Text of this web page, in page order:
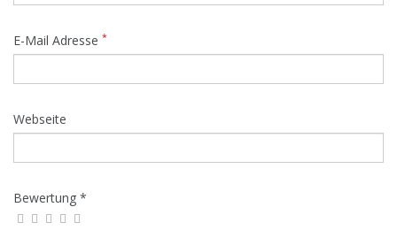
E-Mail Adresse *
Webseite
Bewertung *